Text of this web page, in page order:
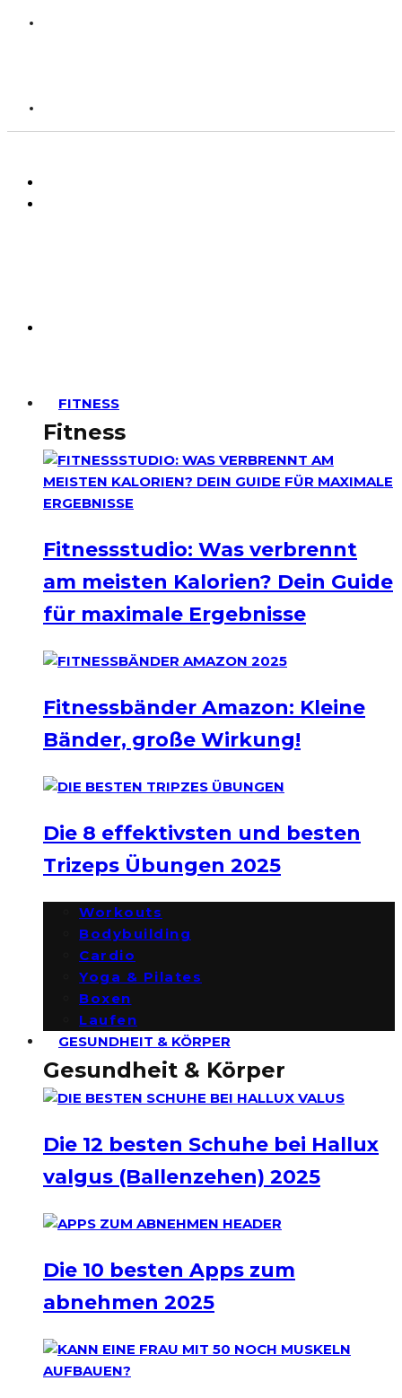
FITNESS
Fitness
Fitnessstudio: Was verbrennt
am meisten Kalorien? Dein Guide
für maximale Ergebnisse
Fitnessbänder Amazon: Kleine
Bänder, große Wirkung!
Die 8 effektivsten und besten
Trizeps Übungen 2025
Workouts
Bodybuilding
Cardio
Yoga & Pilates
Boxen
Laufen
GESUNDHEIT & KÖRPER
Gesundheit & Körper
Die 12 besten Schuhe bei Hallux
valgus (Ballenzehen) 2025
Die 10 besten Apps zum
abnehmen 2025